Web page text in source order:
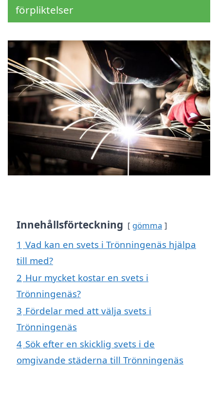
förpliktelser
Innehållsförteckning gömma
1 Vad kan en svets i Trönningenäs hjälpa
till med?
2 Hur mycket kostar en svets i
Trönningenäs?
3 Fördelar med att välja svets i
Trönningenäs
4 Sök efter en skicklig svets i de
omgivande städerna till Trönningenäs